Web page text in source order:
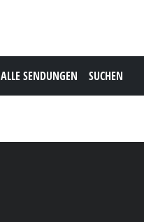
ALLE SENDUNGEN SUCHEN